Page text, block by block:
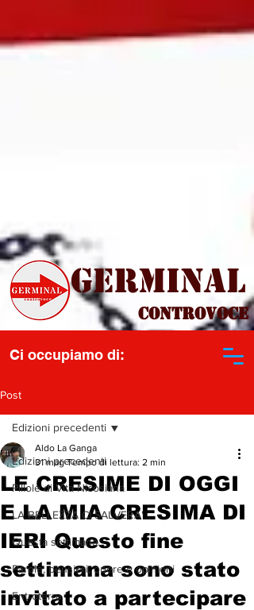
Controvoce
Ci occupiamo di:
Germinal
Post
Edizioni precedenti
Pillole di Vita Nicosiana
LA BELLEZZA CI SALVERA'
Questa settimana...
Parole, pensieri, opere e opinioni
Entroterra
Edizioni precedenti
LE CRESIME DI OGGI
E LA MIA CRESIMA DI
IERI Questo fine
settimana sono stato
invitato a partecipare
Aldo La Ganga
31 mag Tempo di lettura: 2 min